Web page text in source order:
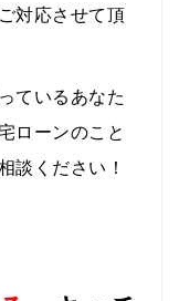
対応させて頂
ているあなた
ローンのこと
談ください！